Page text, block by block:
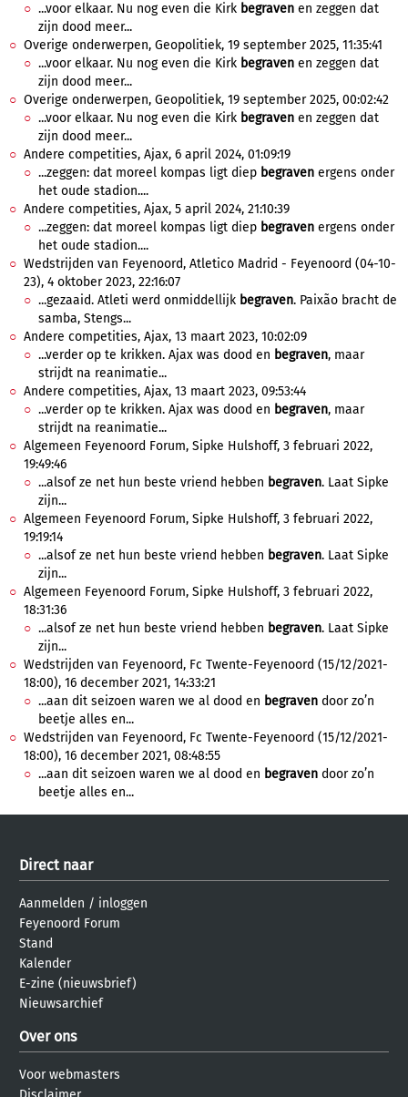
...voor elkaar. Nu nog even die Kirk begraven en zeggen dat
zijn dood meer...
Overige onderwerpen, Geopolitiek, 19 september 2025, 11:35:41
...voor elkaar. Nu nog even die Kirk begraven en zeggen dat
zijn dood meer...
Overige onderwerpen, Geopolitiek, 19 september 2025, 00:02:42
...voor elkaar. Nu nog even die Kirk begraven en zeggen dat
zijn dood meer...
Andere competities, Ajax, 6 april 2024, 01:09:19
...zeggen: dat moreel kompas ligt diep begraven ergens onder
het oude stadion....
Andere competities, Ajax, 5 april 2024, 21:10:39
...zeggen: dat moreel kompas ligt diep begraven ergens onder
het oude stadion....
Wedstrijden van Feyenoord, Atletico Madrid - Feyenoord (04-10-
23), 4 oktober 2023, 22:16:07
...gezaaid. Atleti werd onmiddellijk begraven. Paixão bracht de
samba, Stengs...
Andere competities, Ajax, 13 maart 2023, 10:02:09
...verder op te krikken. Ajax was dood en begraven, maar
strijdt na reanimatie...
Andere competities, Ajax, 13 maart 2023, 09:53:44
...verder op te krikken. Ajax was dood en begraven, maar
strijdt na reanimatie...
Algemeen Feyenoord Forum, Sipke Hulshoff, 3 februari 2022,
19:49:46
...alsof ze net hun beste vriend hebben begraven. Laat Sipke
zijn...
Algemeen Feyenoord Forum, Sipke Hulshoff, 3 februari 2022,
19:19:14
...alsof ze net hun beste vriend hebben begraven. Laat Sipke
zijn...
Algemeen Feyenoord Forum, Sipke Hulshoff, 3 februari 2022,
18:31:36
...alsof ze net hun beste vriend hebben begraven. Laat Sipke
zijn...
Wedstrijden van Feyenoord, Fc Twente-Feyenoord (15/12/2021-
18:00), 16 december 2021, 14:33:21
...aan dit seizoen waren we al dood en begraven door zo’n
beetje alles en...
Wedstrijden van Feyenoord, Fc Twente-Feyenoord (15/12/2021-
18:00), 16 december 2021, 08:48:55
...aan dit seizoen waren we al dood en begraven door zo’n
beetje alles en...
Direct naar
Aanmelden / inloggen
Feyenoord Forum
Stand
Kalender
E-zine (nieuwsbrief)
Nieuwsarchief
Over ons
Voor webmasters